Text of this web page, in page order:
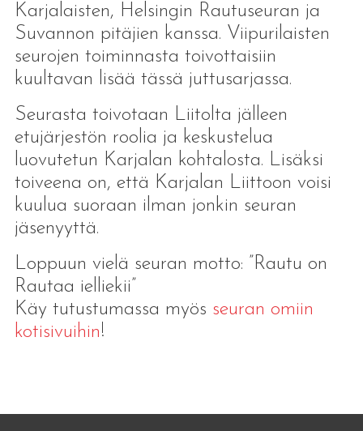
Karjalaisten, Helsingin Rautuseuran ja
Suvannon pitäjien kanssa. Viipurilaisten
seurojen toiminnasta toivottaisiin
kuultavan lisää tässä juttusarjassa.
Seurasta toivotaan Liitolta jälleen
etujärjestön roolia ja keskustelua
luovutetun Karjalan kohtalosta. Lisäksi
toiveena on, että Karjalan Liittoon voisi
kuulua suoraan ilman jonkin seuran
jäsenyyttä.
Loppuun vielä seuran motto: ”Rautu on
Rautaa ielliekii”
Käy tutustumassa myös seuran omiin
kotisivuihin!